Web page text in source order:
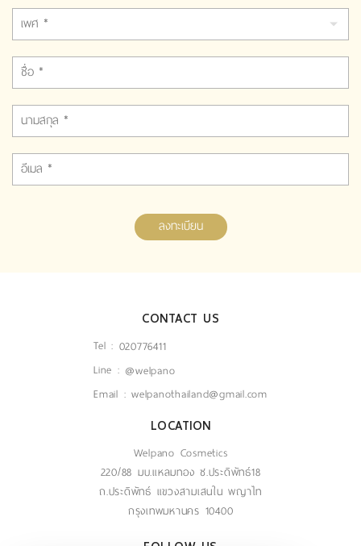
ลงทะเบียน
CONTACT US
Tel : 020776411
Line : @welpano
Email :welpanothailand@gmail.com
LOCATION
Welpano Cosmetics
220/88 มบ.แหลมทอง ซ.ประดิพัทธ์18
ถ.ประดิพัทธ์ แขวงสามเสนใน พญาไท
กรุงเทพมหานคร 10400